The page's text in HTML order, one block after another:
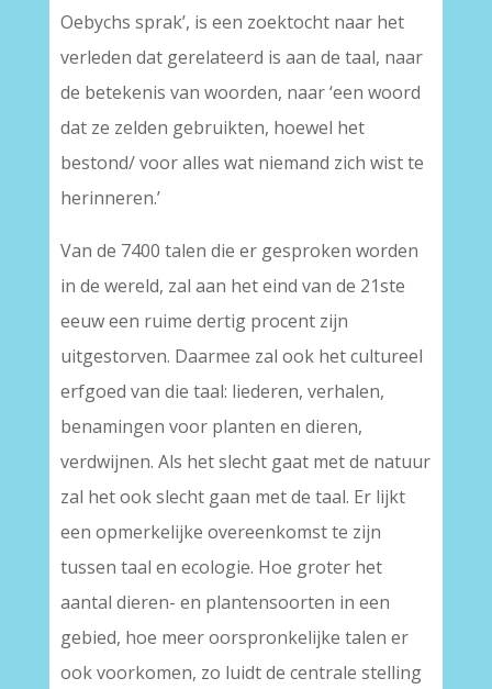
Oebychs sprak’, is een zoektocht naar het
verleden dat gerelateerd is aan de taal, naar
de betekenis van woorden, naar ‘een woord
dat ze zelden gebruikten, hoewel het
bestond/ voor alles wat niemand zich wist te
herinneren.’
Van de 7400 talen die er gesproken worden
in de wereld, zal aan het eind van de 21ste
eeuw een ruime dertig procent zijn
uitgestorven. Daarmee zal ook het cultureel
erfgoed van die taal: liederen, verhalen,
benamingen voor planten en dieren,
verdwijnen. Als het slecht gaat met de natuur
zal het ook slecht gaan met de taal. Er lijkt
een opmerkelijke overeenkomst te zijn
tussen taal en ecologie. Hoe groter het
aantal dieren- en plantensoorten in een
gebied, hoe meer oorspronkelijke talen er
ook voorkomen, zo luidt de centrale stelling